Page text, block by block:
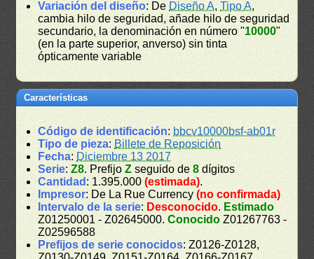
Variación del diseño: De Diseño A,Tipo A,
cambia hilo de seguridad, añade hilo de seguridad
secundario, la denominación en número "10000"
(en la parte superior, anverso) sin tinta
ópticamente variable
Características
Código de identificación: bbcv10000bsf-ab01r
Tipo de pieza: Billete de Reposición
Fecha: Diciembre 13 2017
Serie:Z8. PrefijoZ seguido de8 dígitos
Cantidad : 1.395.000(estimada).
Impresor: De La Rue Currency(no confirmada)
Intervalo de la serie: Desconocido. Estimado
Z01250001 - Z02645000.Conocido Z01267763 -
Z02596588
Prefijos de serie conocidos: Z0126-Z0128,